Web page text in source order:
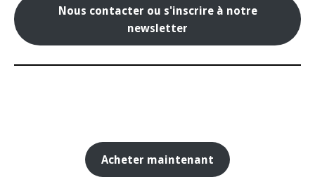
Nous contacter ou s'inscrire à notre
newsletter
Acheter maintenant